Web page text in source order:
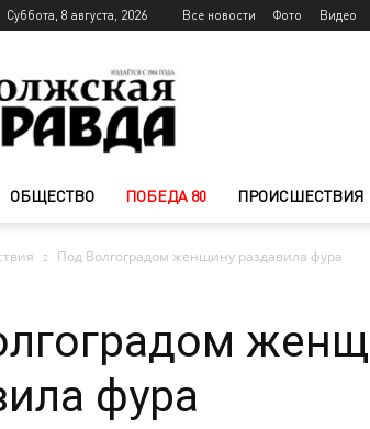
Суббота, 8 августа, 2026 Все новости Фото Видео
Волжского
—
Волжская
ОБЩЕСТВО ПОБЕДА 80 ПРОИСШЕСТВИЯ
Под Волгоградом женщину раздавила фура
фура